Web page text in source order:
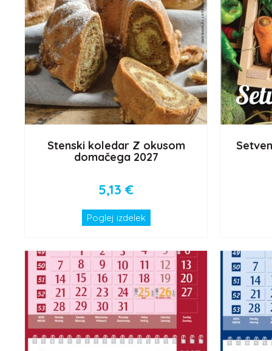
Stenski koledar Z okusom
domačega 2027
5,13 €
Poglej izdelek